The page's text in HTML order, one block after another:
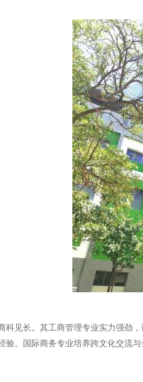
科见长。其工商管理专业实力强劲
。国际商务专业培养跨文化交流与